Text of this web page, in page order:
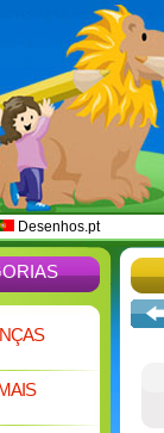
Desenhos.pt